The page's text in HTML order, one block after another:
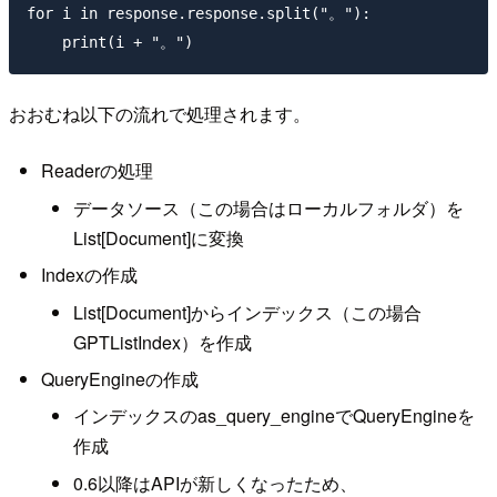
for i in response.response.split("。"):
おおむね以下の流れで処理されます。
Readerの処理
データソース（この場合はローカルフォルダ）を
List[Document]に変換
Indexの作成
List[Document]からインデックス（この場合
GPTListIndex）を作成
QueryEngineの作成
インデックスのas_query_engineでQueryEngineを
作成
0.6以降はAPIが新しくなったため、